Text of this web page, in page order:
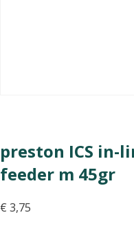
preston ICS in-
feeder m 45gr
€ 3,75